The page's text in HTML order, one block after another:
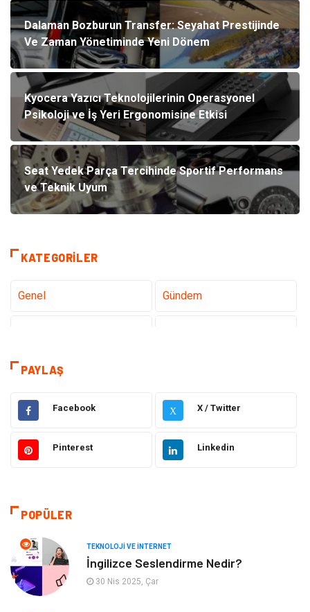
Dalaman Bozburun Transfer: Seyahat Prestijinde
Ve Zaman Yönetiminde Yeni Dönem
Kyocera Yazıcı Teknolojilerinin Operasyonel
Psikoloji ve İş Yeri Ergonomisine Etkisi
Seat Yedek Parça Tercihinde Sportif Performans
ve Teknik Uyum
KATEGORILER
Genel Gündem
Sağlık
Teknoloji ve İnternet Hukuk
Elektrik ve Elektronik Gıda
Otomotiv
Tanıtıcı Reklam Güzellik & Bakım
Giyim
PAYLAŞ
Facebook X X / Twitter
Pinterest Linkedin
POPÜLER
TEKNOLOJI VE İNTERNET
İngilizce Seslendirme Nedir?
30 Nis 2025, Çar